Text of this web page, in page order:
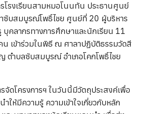
โรงเรียนสามหมอโนนทัน ประธานศูนย์
ซับสมบูรณ์โพธิ์ไชย ศูนย์ที่ 20 ผู้บริหาร
คลากรทางการศึกษาและนักเรียน 11
น เข้าร่วมในพิธี ณ ศาลาปฏิบัติธรรมวัดสี
ตำบลซับสมบูรณ์ อำเภอโคกโพธิ์ไชย
จัดโครงการฯ ในวันนี้มีวัตถุประสงค์เพื่อ
ห้มีความรู้ ความเข้าใจเกี่ยวกับหลัก